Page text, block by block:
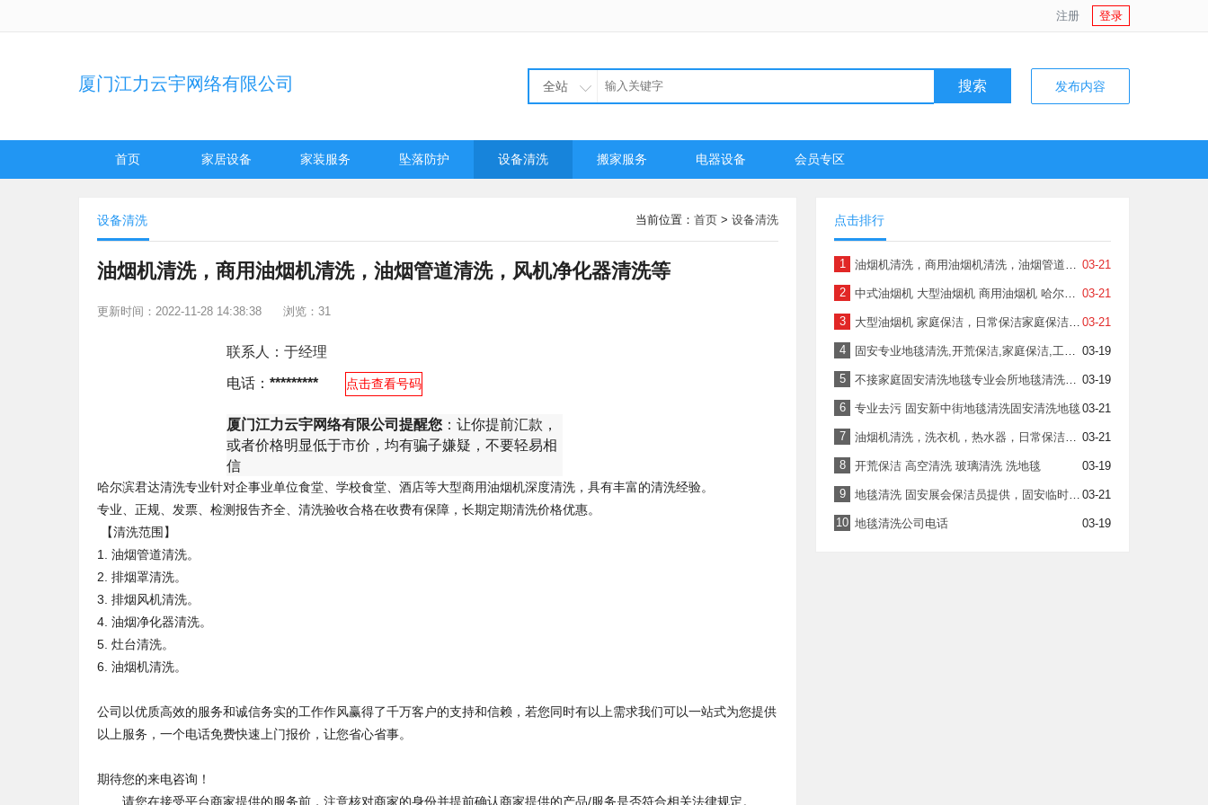
注册 登录
厦门江力云宇网络有限公司 全站 搜索 发布内容
首页 家居设备 家装服务 坠落防护 设备清洗 搬家服务 电器设备 会员专区
设备清洗 当前位置： 首页 > 设备清洗
油烟机清洗，商用油烟机清洗，油烟管道清洗，风机净化器清洗等
更新时间：2022-11-28 14:38:38 浏览：31
联系人： 于经理
电话： ********* 点击查看号码
厦门江力云宇网络有限公司提醒您 ：让你提前汇款，
或者价格明显低于市价，均有骗子嫌疑，不要轻易相
信
哈尔滨君达清洗专业针对企事业单位食堂、学校食堂、酒店等大型商用油烟机深度清洗，具有丰富的清洗经验。
专业、正规、发票、检测报告齐全、清洗验收合格在收费有保障，长期定期清洗价格优惠。
【清洗范围】
1. 油烟管道清洗。
2. 排烟罩清洗。
3. 排烟风机清洗。
4. 油烟净化器清洗。
5. 灶台清洗。
6. 油烟机清洗。
公司以优质高效的服务和诚信务实的工作作风赢得了千万客户的支持和信赖，若您同时有以上需求我们可以一站式为您提供
以上服务，一个电话免费快速上门报价，让您省心省事。
期待您的来电咨询！
请您在接受平台商家提供的服务前，注意核对商家的身份并提前确认商家提供的产品/服务是否符合相关法律规定。
点击排行
1 03-21
油烟机清洗，商用油烟机清洗，油烟管道清洗，风机净化器清洗等
2 03-21
中式油烟机 大型油烟机 商用油烟机 哈尔滨2小时保洁70家庭保洁提供日常保洁4小时、日常保洁3小时等服务
3 03-21
大型油烟机 家庭保洁，日常保洁家庭保洁提供衣橱整理、深度保洁低于50平方米、深度保洁50-69平方米服务
4 03-19
固安专业地毯清洗,开荒保洁,家庭保洁,工程保洁
5 03-19
不接家庭固安清洗地毯专业会所地毯清洗纯毛地毯清洗
6 03-21
专业去污 固安新中街地毯清洗固安清洗地毯
7 03-21
油烟机清洗，洗衣机，热水器，日常保洁，【三家店】价格优惠
8 03-19
开荒保洁 高空清洗 玻璃清洗 洗地毯
9 03-21
地毯清洗 固安展会保洁员提供，固安临时保洁员
10 03-19
地毯清洗公司电话